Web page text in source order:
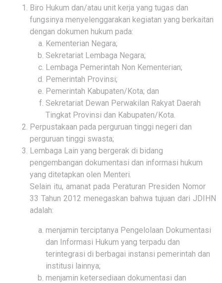
Biro Hukum dan/atau unit kerja yang tugas dan
fungsinya menyelenggarakan kegiatan yang berkaitan
dengan dokumen hukum pada:
Kementerian Negara;
Sekretariat Lembaga Negara;
Lembaga Pemerintah Non Kementerian;
Pemerintah Provinsi;
Pemerintah Kabupaten/Kota; dan
Sekretariat Dewan Perwakilan Rakyat Daerah
Tingkat Provinsi dan Kabupaten/Kota.
Perpustakaan pada perguruan tinggi negeri dan
perguruan tinggi swasta;
Lembaga Lain yang bergerak di bidang
pengembangan dokumentasi dan informasi hukum
yang ditetapkan olen Menteri.
Selain itu, amanat pada Peraturan Presiden Nomor
33 Tahun 2012 menegaskan bahwa tujuan dari JDIHN
adalah:
menjamin terciptanya Pengelolaan Dokumentasi
dan Informasi Hukum yang terpadu dan
terintegrasi di berbagai instansi pemerintah dan
institusi lainnya;
menjamin ketersediaan dokumentasi dan